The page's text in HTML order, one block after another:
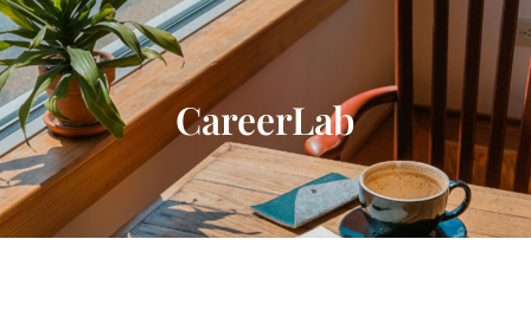
内
容
を
ス
キ
ッ
プ
CareerLab